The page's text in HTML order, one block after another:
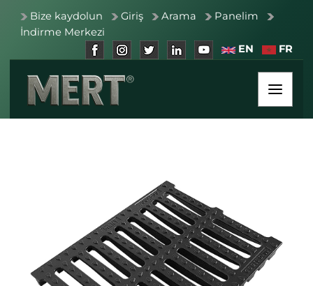
Bize kaydolun Giriş Arama
Panelim
İndirme Merkezi
EN
FR